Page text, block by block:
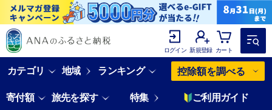
ログイン 新規登録 カート
カテゴリ 地域 ランキング 控除額を調べる
寄付額 旅先を探す 特集 ご利用ガイド